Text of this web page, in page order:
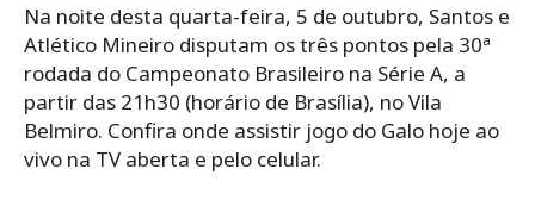
Na noite desta quarta-feira, 5 de outubro, Santos e
Atlético Mineiro disputam os três pontos pela 30ª
rodada do Campeonato Brasileiro na Série A, a
partir das 21h30 (horário de Brasília), no Vila
Belmiro. Confira onde assistir jogo do Galo hoje ao
vivo na TV aberta e pelo celular.